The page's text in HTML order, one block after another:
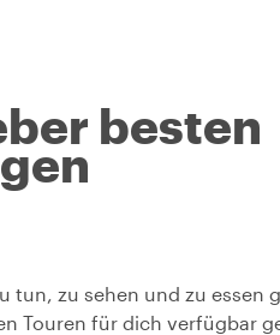
besten
tun, zu sehen und zu essen
Touren für dich verfügbar